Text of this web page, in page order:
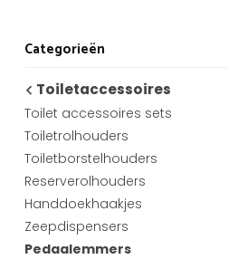
Categorieën
Toiletaccessoires
Toilet accessoires sets
Toiletrolhouders
Toiletborstelhouders
Reserverolhouders
Handdoekhaakjes
Zeepdispensers
Pedaalemmers